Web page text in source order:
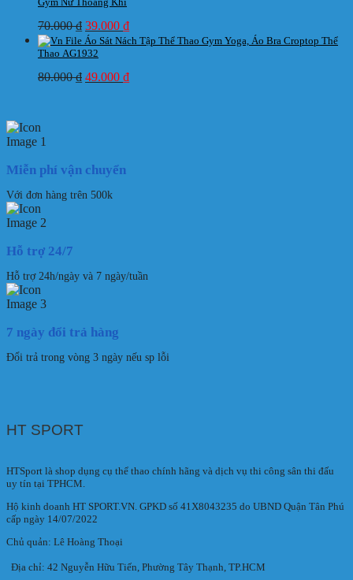
39.000 ₫.
70.000₫ Giá
gốc
là:
39.000 ₫Giá
hiện
39.000 ₫.
Áo Sát Nách Tập Thể Thao Gym Yoga, Áo Bra Croptop Thể
Thao AG1932
80.000₫ Giá
49.000 ₫Giá
Miễn phí vận chuyển
Với đơn hàng trên 500k
Hỗ trợ 24/7
Hỗ trợ 24h/ngày và 7 ngày/tuần
7 ngày đổi trả hàng
Đổi trả trong vòng 3 ngày nếu sp lỗi
HT SPORT
HTSport là shop dụng cụ thể thao chính hãng và dịch vụ thi công sân thi đấu
uy tín tại TPHCM.
Hộ kinh doanh HT SPORT.VN. GPKD số 41X8043235 do UBND Quận Tân Phú
cấp ngày 14/07/2022
Chủ quản: Lê Hoàng Thoại
Địa chỉ: 42 Nguyễn Hữu Tiến, Phường Tây Thạnh, TP.HCM